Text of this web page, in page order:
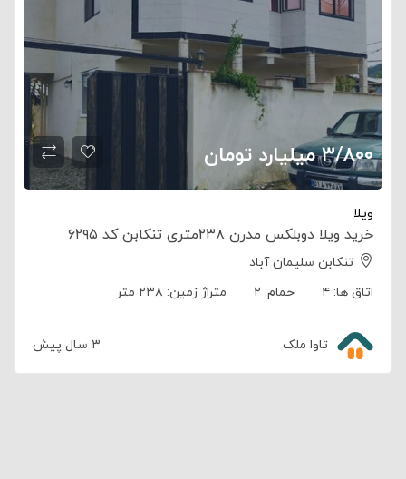
۳/۸۰۰ میلیارد تومان
ویلا
خرید ویلا دوبلکس مدرن ۲۳۸متری تنکابن کد ۶۲۹۵
تنکابن سلیمان آباد
اتاق ها: ۴ حمام: ۲ متراژ زمین: ۲۳۸ متر
تاوا ملک ۳ سال پیش